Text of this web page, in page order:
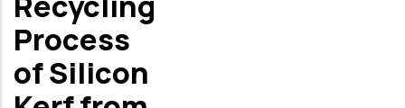
Process
of Silicon